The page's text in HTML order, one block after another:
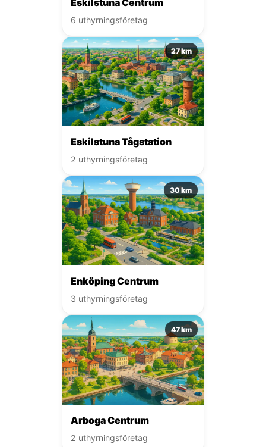
6 uthyrningsföretag
27 km
Eskilstuna Tågstation
2 uthyrningsföretag
30 km
Enköping Centrum
3 uthyrningsföretag
47 km
Arboga Centrum
2 uthyrningsföretag